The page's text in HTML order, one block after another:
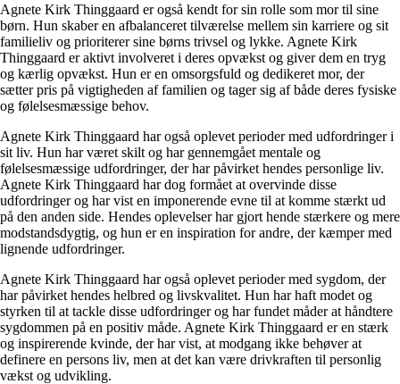
Agnete Kirk Thinggaard er også kendt for sin rolle som mor til sine
børn. Hun skaber en afbalanceret tilværelse mellem sin karriere og sit
familieliv og prioriterer sine børns trivsel og lykke. Agnete Kirk
Thinggaard er aktivt involveret i deres opvækst og giver dem en tryg
og kærlig opvækst. Hun er en omsorgsfuld og dedikeret mor, der
sætter pris på vigtigheden af ​​familien og tager sig af både deres fysiske
og følelsesmæssige behov.
Agnete Kirk Thinggaard har også oplevet perioder med udfordringer i
sit liv. Hun har været skilt og har gennemgået mentale og
følelsesmæssige udfordringer, der har påvirket hendes personlige liv.
Agnete Kirk Thinggaard har dog formået at overvinde disse
udfordringer og har vist en imponerende evne til at komme stærkt ud
på den anden side. Hendes oplevelser har gjort hende stærkere og mere
modstandsdygtig, og hun er en inspiration for andre, der kæmper med
lignende udfordringer.
Agnete Kirk Thinggaard har også oplevet perioder med sygdom, der
har påvirket hendes helbred og livskvalitet. Hun har haft modet og
styrken til at tackle disse udfordringer og har fundet måder at håndtere
sygdommen på en positiv måde. Agnete Kirk Thinggaard er en stærk
og inspirerende kvinde, der har vist, at modgang ikke behøver at
definere en persons liv, men at det kan være drivkraften til personlig
vækst og udvikling.